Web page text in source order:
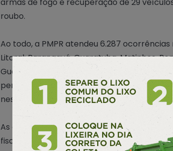
roubo.
Ao todo, a PMPR atendeu 6.287
Litoral: Paranaguá, Guaratuba, Matinhos,
Guaraqueçaba, Antonina e Morretes. A
perturbação do trabalho ou sossego alheio,
neste período.
As equipes policiais também realizaram
fiscalizaram 9.536 veículos e 346